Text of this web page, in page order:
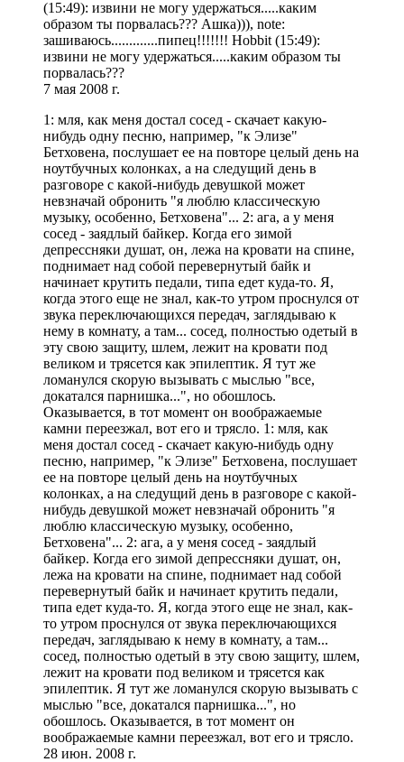
‎(15:49): извини не могу удержаться.....каким
образом ты порвалась??? Ашка))), note:
зашиваюсь.............пипец!!!!!!! Hobbit ‎(15:49):
извини не могу удержаться.....каким образом ты
порвалась???
7 мая 2008 г.
1: мля, как меня достал сосед - скачает какую-
нибудь одну песню, например, "к Элизе"
Бетховена, послушает ее на повторе целый день на
ноутбучных колонках, а на следущий день в
разговоре с какой-нибудь девушкой может
невзначай обронить "я люблю классическую
музыку, особенно, Бетховена"... 2: ага, а у меня
сосед - заядлый байкер. Когда его зимой
депрессняки душат, он, лежа на кровати на спине,
поднимает над собой перевернутый байк и
начинает крутить педали, типа едет куда-то. Я,
когда этого еще не знал, как-то утром проснулся от
звука переключающихся передач, заглядываю к
нему в комнату, а там... сосед, полностью одетый в
эту свою защиту, шлем, лежит на кровати под
великом и трясется как эпилептик. Я тут же
ломанулся скорую вызывать с мыслью "все,
докатался парнишка...", но обошлось.
Оказывается, в тот момент он воображаемые
камни переезжал, вот его и трясло. 1: мля, как
меня достал сосед - скачает какую-нибудь одну
песню, например, "к Элизе" Бетховена, послушает
ее на повторе целый день на ноутбучных
колонках, а на следущий день в разговоре с какой-
нибудь девушкой может невзначай обронить "я
люблю классическую музыку, особенно,
Бетховена"... 2: ага, а у меня сосед - заядлый
байкер. Когда его зимой депрессняки душат, он,
лежа на кровати на спине, поднимает над собой
перевернутый байк и начинает крутить педали,
типа едет куда-то. Я, когда этого еще не знал, как-
то утром проснулся от звука переключающихся
передач, заглядываю к нему в комнату, а там...
сосед, полностью одетый в эту свою защиту, шлем,
лежит на кровати под великом и трясется как
эпилептик. Я тут же ломанулся скорую вызывать с
мыслью "все, докатался парнишка...", но
обошлось. Оказывается, в тот момент он
воображаемые камни переезжал, вот его и трясло.
28 июн. 2008 г.